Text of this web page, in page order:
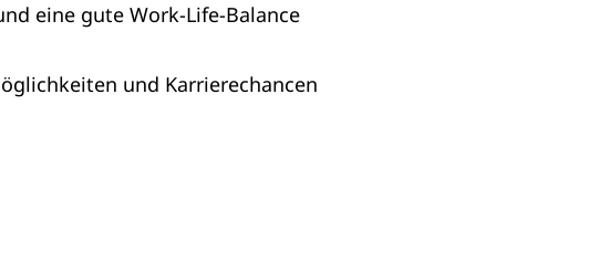
eine gute Work-Life-Balance
und Karrierechancen